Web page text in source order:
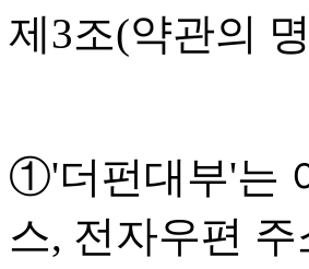
제3조(약관의
①'더펀대부'는
스, 전자우편